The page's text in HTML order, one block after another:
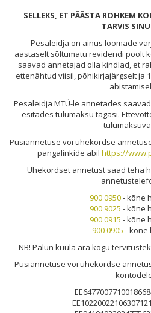
SELLEKS, ET PÄÄSTA ROHKEM
TARVIS
Pesaleidja on ainus loomade
aastaselt sõltumatu revidendi poolt
saavad annetajad olla kindlad, et
ettenähtud viisil, põhikirjajärgselt ja
Pesaleidja MTÜ-le annetades
esitades tulumaksu tagasi.
Püsiannetuse või ühekordse
pangalinkide abil https://
Ühekordset annetust saad teha
900 0950- kõne
900 9025 - kõne
900 0915 - kõne
900 0905 - kõne
NB! Palun kuula ära kogu
Püsiannetuse või ühekordse